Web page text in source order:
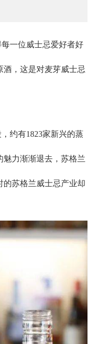
一位威士忌爱好者好
，这是对麦芽威士忌
约有1823家新兴的蒸
力渐渐退去，苏格兰
的苏格兰威士忌产业却